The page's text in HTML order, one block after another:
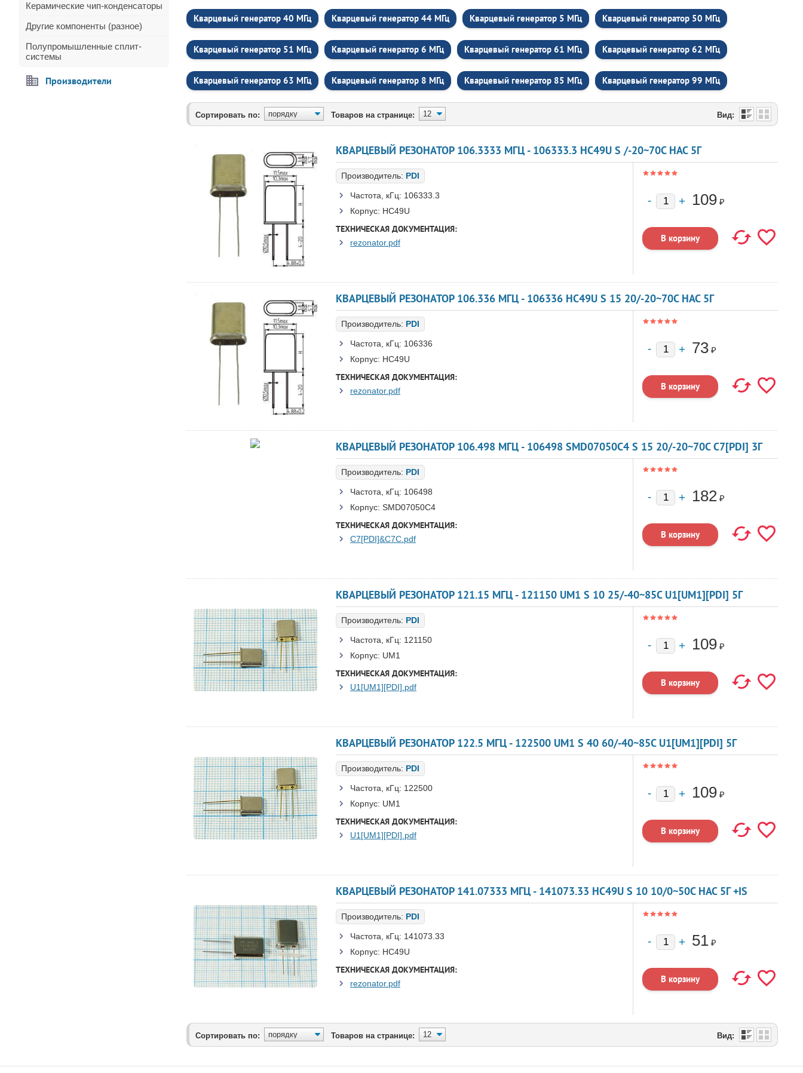
Керамические чип-конденсаторы
Другие компоненты (разное)
Полупромышленные сплит-
системы
Производители
Кварцевый генератор 40 МГц Кварцевый генератор 44 МГц Кварцевый генератор 5 МГц Кварцевый генератор 50 МГц
Кварцевый генератор 51 МГц Кварцевый генератор 6 МГц Кварцевый генератор 61 МГц Кварцевый генератор 62 МГц
Кварцевый генератор 63 МГц Кварцевый генератор 8 МГц Кварцевый генератор 85 МГц Кварцевый генератор 99 МГц
Сортировать по: Товаров на странице: Вид:
КВАРЦЕВЫЙ РЕЗОНАТОР 106.3333 МГЦ - 106333.3 HC49U S /-20~70C HAC 5Г
Производитель: PDI
Частота, кГц: 106333.3
Корпус: HC49U
ТЕХНИЧЕСКАЯ ДОКУМЕНТАЦИЯ:
rezonator.pdf
109 ₽
КВАРЦЕВЫЙ РЕЗОНАТОР 106.336 МГЦ - 106336 HC49U S 15 20/-20~70C HAC 5Г
Производитель: PDI
Частота, кГц: 106336
Корпус: HC49U
ТЕХНИЧЕСКАЯ ДОКУМЕНТАЦИЯ:
rezonator.pdf
73 ₽
КВАРЦЕВЫЙ РЕЗОНАТОР 106.498 МГЦ - 106498 SMD07050C4 S 15 20/-20~70C C7[PDI] 3Г
Производитель: PDI
Частота, кГц: 106498
Корпус: SMD07050C4
ТЕХНИЧЕСКАЯ ДОКУМЕНТАЦИЯ:
C7[PDI]&C7C.pdf
182 ₽
КВАРЦЕВЫЙ РЕЗОНАТОР 121.15 МГЦ - 121150 UM1 S 10 25/-40~85C U1[UM1][PDI] 5Г
Производитель: PDI
Частота, кГц: 121150
Корпус: UM1
ТЕХНИЧЕСКАЯ ДОКУМЕНТАЦИЯ:
U1[UM1][PDI].pdf
109 ₽
КВАРЦЕВЫЙ РЕЗОНАТОР 122.5 МГЦ - 122500 UM1 S 40 60/-40~85C U1[UM1][PDI] 5Г
Производитель: PDI
Частота, кГц: 122500
Корпус: UM1
ТЕХНИЧЕСКАЯ ДОКУМЕНТАЦИЯ:
U1[UM1][PDI].pdf
109 ₽
КВАРЦЕВЫЙ РЕЗОНАТОР 141.07333 МГЦ - 141073.33 HC49U S 10 10/0~50C HAC 5Г +IS
Производитель: PDI
Частота, кГц: 141073.33
Корпус: HC49U
ТЕХНИЧЕСКАЯ ДОКУМЕНТАЦИЯ:
rezonator.pdf
51 ₽
Сортировать по: Товаров на странице: Вид: